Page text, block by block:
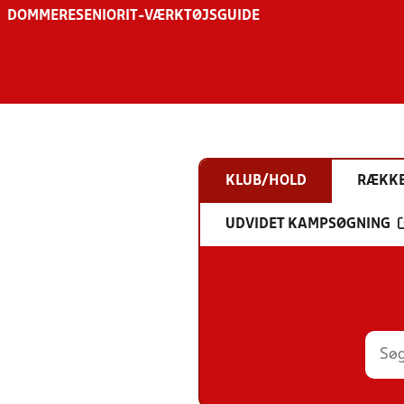
DOMMERESENIOR IT-VÆRKTØJSGUIDE
KLUB/HOLD
UDVIDET KAMPSØGNING